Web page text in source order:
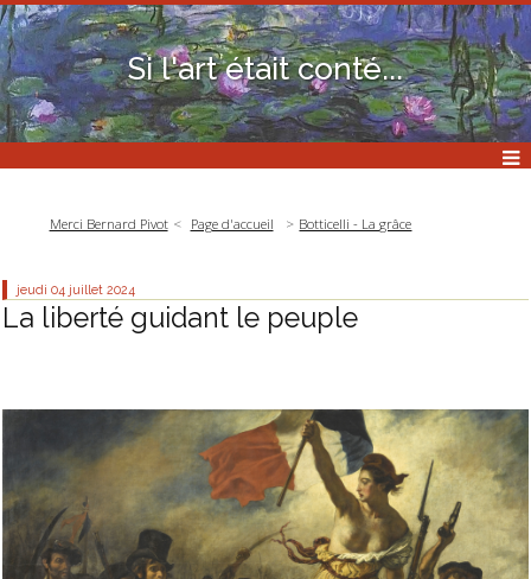
Si l'art était conté...
Merci Bernard Pivot Page d'accueil Botticelli - La grâce
jeudi 04 juillet 2024
La liberté guidant le peuple